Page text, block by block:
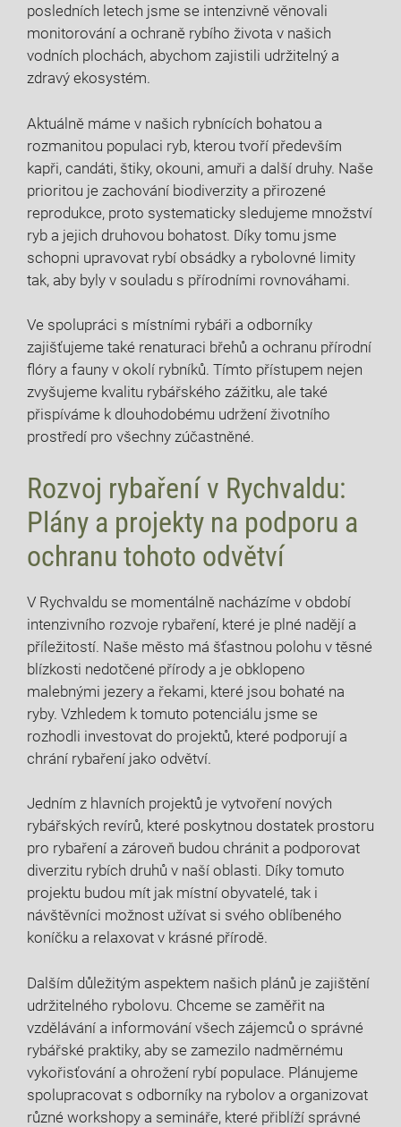
posledních letech jsme ​se ​intenzivně věnovali‍
monitorování⁣ a ochraně ‍rybího života ⁣v našich
⁢vodních ‌plochách, abychom zajistili udržitelný ⁤a
zdravý ekosystém.
Aktuálně máme v našich rybnících bohatou a
rozmanitou populaci ryb,⁤ kterou tvoří především⁢
kapři, candáti, štiky, okouni, amuři a další druhy. Naše
prioritou je zachování biodiverzity a přirozené⁢
reprodukce, proto systematicky sledujeme množství
ryb a jejich druhovou bohatost. Díky tomu ⁢jsme
schopni upravovat rybí obsádky a rybolovné ‍limity
tak, ⁢aby byly v souladu s přírodními rovnováhami.
Ve spolupráci ​s místními rybáři a​ odborníky
zajišťujeme také renaturaci břehů a ochranu přírodní
flóry a fauny v okolí rybníků. Tímto přístupem nejen
zvyšujeme kvalitu rybářského zážitku, ale také
přispíváme k ⁣dlouhodobému udržení‌ životního
prostředí ⁤pro všechny zúčastněné.
Rozvoj rybaření v Rychvaldu:
Plány a projekty na podporu a
ochranu tohoto odvětví
V Rychvaldu se momentálně nacházíme v období
intenzivního rozvoje rybaření, které je plné ‍nadějí ‌a
příležitostí. Naše ​město má ‌šťastnou polohu v těsné
blízkosti nedotčené přírody a je ‍obklopeno
malebnými jezery a řekami, které ‍jsou bohaté na
ryby. Vzhledem ⁢k⁢ tomuto potenciálu jsme se
rozhodli ‌investovat do projektů, které podporují‍ a
chrání rybaření jako odvětví.
Jedním z⁤ hlavních projektů je vytvoření nových
rybářských revírů, které poskytnou dostatek prostoru
pro rybaření a zároveň budou chránit a⁤ podporovat
diverzitu rybích druhů v naší oblasti. Díky tomuto
projektu budou mít jak místní obyvatelé, tak i
návštěvníci možnost užívat si ⁣svého oblíbeného
koníčku a‌ relaxovat v krásné přírodě.
Dalším důležitým aspektem našich plánů je zajištění
udržitelného⁤ rybolovu. Chceme se zaměřit na
vzdělávání a informování všech zájemců o správné
rybářské praktiky, aby​ se ‌zamezilo nadměrnému
vykořisťování a ohrožení rybí populace. Plánujeme
spolupracovat s odborníky na ⁢rybolov a organizovat
různé workshopy a⁢ semináře, které přiblíží⁤ správné